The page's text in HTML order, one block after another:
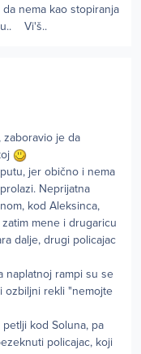
nema kao stopiranja
Vi'š..
zaboravio je da
jer obično i nema
Neprijatna
kod Aleksinca,
mene i drugaricu
dalje, drugi policajac
naplatnoj rampi su se
ozbiljni rekli "nemojte
kod Soluna, pa
policajac, koji